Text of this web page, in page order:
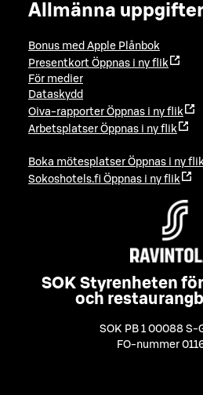
Allmänna uppgifter
Bonus med Apple Plånbok
Presentkort Öppnas i ny flik
För medier
Dataskydd
Oiva-rapporter Öppnas i ny flik
Arbetsplatser Öppnas i ny flik
Boka mötesplatser Öppnas i ny
Sokoshotels.fi Öppnas i ny flik
SOK Styrenheten
och
SOK PB 1 00088 S-
FO-nummer